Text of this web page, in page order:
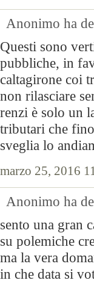
Anonimo ha
Questi sono
pubbliche, in
caltagirone coi
non rilasciare
renzi è solo un
tributari che
sveglia lo
marzo 25, 2016
Anonimo ha
sento una gran
su polemiche
ma la vera
in che data si